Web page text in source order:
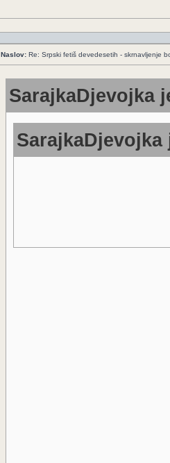
Naslov: Re: Srpski fetiš devedesetih - skrnavljenje
SarajkaDjevojka